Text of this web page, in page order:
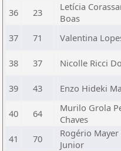
36 23
Letícia
Boas
37 71 Valentina
38 37 Nicolle Ricci
39 43 Enzo Hideki
40 64
Murilo Grola
Chaves
41 70
Rogério
Junior